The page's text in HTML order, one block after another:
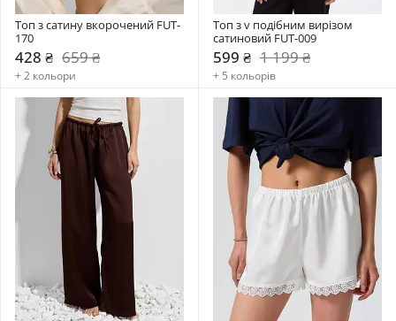
Топ з сатину вкорочений FUT-
170
428 ₴ 659 ₴
+ 2 кольори
Топ з v подібним вирізом
сатиновий FUT-009
599 ₴ 1 199 ₴
+ 5 кольорів